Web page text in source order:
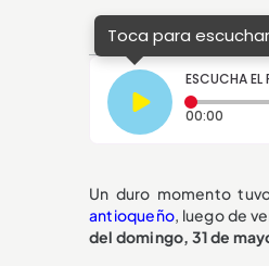
Toca para escuchar
ESCUCHA EL
00:00
Un duro momento
antioqueño, luego de
del domingo, 31 de